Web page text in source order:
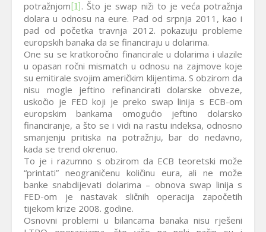
potražnjom [1] . Što je swap niži to je veća potražnja
dolara u odnosu na eure. Pad od srpnja 2011, kao i
pad od početka travnja 2012. pokazuju probleme
europskih banaka da se financiraju u dolarima.
One su se kratkoročno financirale u dolarima i ulazile
u opasan ročni mismatch u odnosu na zajmove koje
su emitirale svojim američkim klijentima. S obzirom da
nisu mogle jeftino refinancirati dolarske obveze,
uskočio je FED koji je preko swap linija s ECB-om
europskim bankama omogućio jeftino dolarsko
financiranje, a što se i vidi na rastu indeksa, odnosno
smanjenju pritiska na potražnju, bar do nedavno,
kada se trend okrenuo.
To je i razumno s obzirom da ECB teoretski može
“printati” neograničenu količinu eura, ali ne može
banke snabdijevati dolarima – obnova swap linija s
FED-om je nastavak sličnih operacija započetih
tijekom krize 2008. godine.
Osnovni problemi u bilancama banaka nisu rješeni